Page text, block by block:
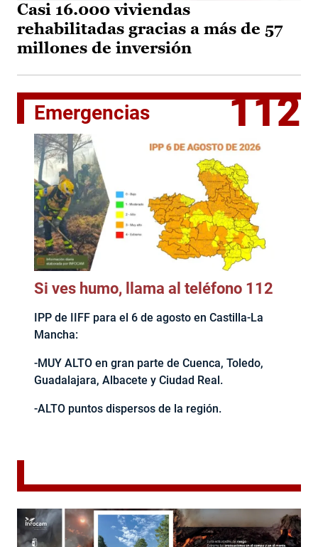
Casi 16.000 viviendas
rehabilitadas gracias a más de 57
millones de inversión
Emergencias 112
Si ves humo, llama al teléfono 112
IPP de IIFF para el 6 de agosto en Castilla-La
Mancha:
-MUY ALTO en gran parte de Cuenca, Toledo,
Guadalajara, Albacete y Ciudad Real.
-ALTO puntos dispersos de la región.